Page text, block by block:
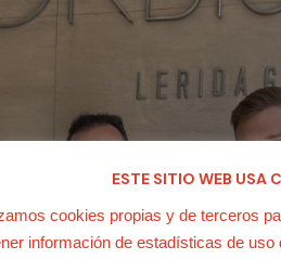
ESTE SITIO WEB USA
cookies propias y de terceros
información de estadísticas de